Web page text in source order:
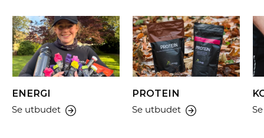
ENERGI
Se utbudet
PROTEIN
Se utbudet